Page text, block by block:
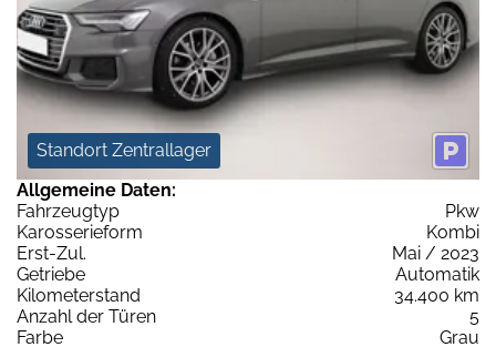
Standort Zentrallager
Allgemeine Daten:
Fahrzeugtyp
Pkw
Karosserieform
Kombi
Erst-Zul.
Mai / 2023
Getriebe
Automatik
Kilometerstand
34.400 km
Anzahl der Türen
5
Farbe
Grau